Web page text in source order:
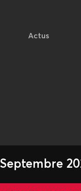
Actus